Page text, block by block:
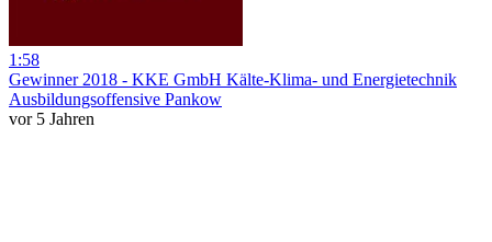
1:58
Gewinner 2018 - KKE GmbH Kälte-Klima- und Energietechnik
Ausbildungsoffensive Pankow
vor 5 Jahren